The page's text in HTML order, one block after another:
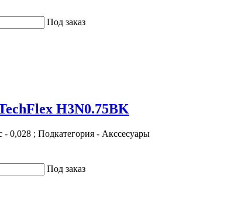
Под заказ
H3N0.75BK
0,028 ; Подкатегория - Акссесуары
Под заказ